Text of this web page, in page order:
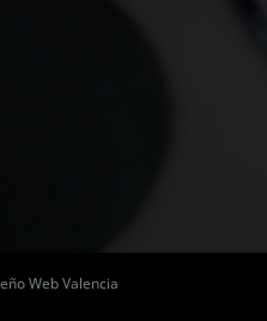
Web Valencia